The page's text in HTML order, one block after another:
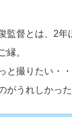
監督とは、2年
縁。
と撮りたい・
がうれしかった